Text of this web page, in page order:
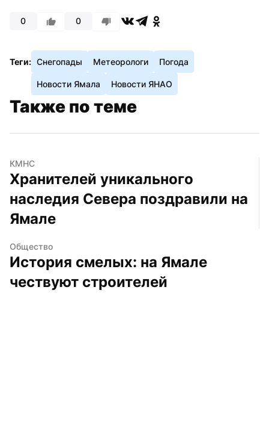
0 0
Теги: Снегопады Метеорологи Погода
Новости Ямала Новости ЯНАО
Также по теме
КМНС
Хранителей уникального
наследия Севера поздравили на
Ямале
Общество
История смелых: на Ямале
чествуют строителей